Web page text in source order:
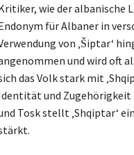
wie der albanische
für Albaner in
von ‚Šiptar‘
und wird oft
das Volk stark mit
und Zugehörigkeit
Tosk stellt ‚Shqiptar‘